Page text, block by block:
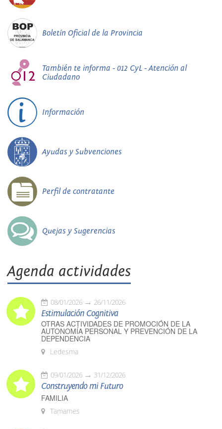
Boletín Oficial de la Provincia
También te informa - 012 CyL - Atención al
Ciudadano
Información
Ayudas y Subvenciones
Perfil de contratante
Quejas y Sugerencias
Agenda actividades
08/01/2026 26/11/2026
Estimulación Cognitiva
OTRAS ACTIVIDADES DE PROMOCIÓN DE LA
AUTONOMÍA PERSONAL Y PREVENCIÓN DE LA
DEPENDENCIA
Ledesma
09/01/2026 31/12/2026
Construyendo mi Futuro
FAMILIA
Tamames